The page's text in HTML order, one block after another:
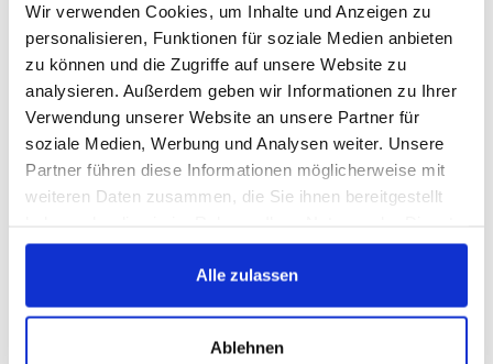
Wir verwenden Cookies, um Inhalte und Anzeigen zu
personalisieren, Funktionen für soziale Medien anbieten
zu können und die Zugriffe auf unsere Website zu
analysieren. Außerdem geben wir Informationen zu Ihrer
Verwendung unserer Website an unsere Partner für
soziale Medien, Werbung und Analysen weiter. Unsere
Partner führen diese Informationen möglicherweise mit
weiteren Daten zusammen, die Sie ihnen bereitgestellt
gesammelt haben.
Alle zulassen
Ablehnen
ANGABEN ZU IHREM EIGENTUM
Objektart:
Nutzungsart:
Vermarktungsart:
PLZ: